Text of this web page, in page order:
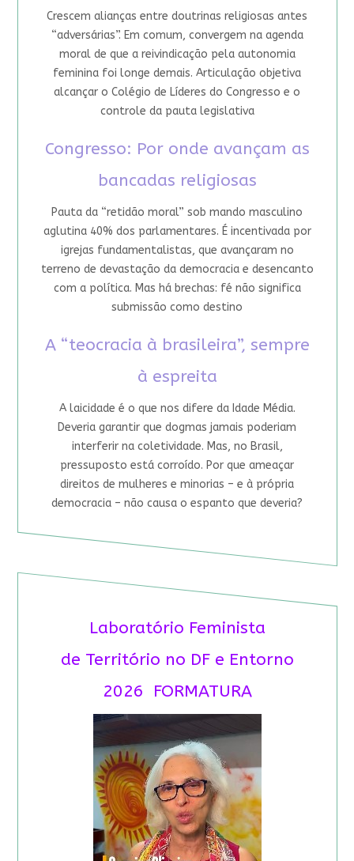
Crescem alianças entre doutrinas religiosas antes
“adversárias”. Em comum, convergem na agenda
moral de que a reivindicação pela autonomia
feminina foi longe demais. Articulação objetiva
alcançar o Colégio de Líderes do Congresso e o
controle da pauta legislativa
Congresso: Por onde avançam as
bancadas religiosas
Pauta da “retidão moral” sob mando masculino
aglutina 40% dos parlamentares. É incentivada por
igrejas fundamentalistas, que avançaram no
terreno de devastação da democracia e desencanto
com a política. Mas há brechas: fé não significa
submissão como destino
A “teocracia à brasileira”, sempre
à espreita
A laicidade é o que nos difere da Idade Média.
Deveria garantir que dogmas jamais poderiam
interferir na coletividade. Mas, no Brasil,
pressuposto está corroído. Por que ameaçar
direitos de mulheres e minorias – e à própria
democracia – não causa o espanto que deveria?
Laboratório Feminista
de Território no DF e Entorno
2026 FORMATURA